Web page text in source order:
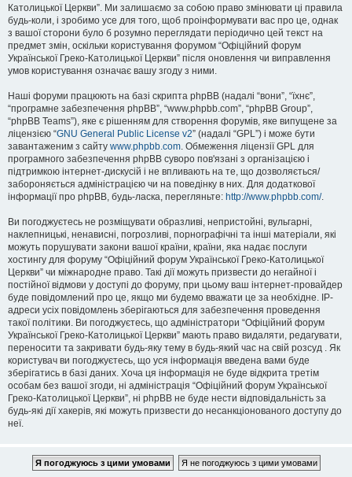
Католицької Церкви”. Ми залишаємо за собою право змінювати ці правила
будь-коли, і зробимо усе для того, щоб проінформувати вас про це, однак
з вашої сторони було б розумно переглядати періодично цей текст на
предмет змін, оскільки користування форумом “Офіційний форум
Української Греко-Католицької Церкви” після оновлення чи виправлення
умов користування означає вашу згоду з ними.
Наші форуми працюють на базі скрипта phpBB (надалі “вони”, “їхнє”,
“програмне забезпечення phpBB”, “www.phpbb.com”, “phpBB Group”,
“phpBB Teams”), яке є рішенням для створення форумів, яке випущене за
ліцензією “GNU General Public License v2” (надалі “GPL”) і може бути
завантаженим з сайту www.phpbb.com. Обмеження ліцензії GPL для
програмного забезпечення phpBB суворо пов'язані з організацією і
підтримкою інтернет-дискусій і не впливають на те, що дозволяється/
забороняється адміністрацією чи на поведінку в них. Для додаткової
інформації про phpBB, будь-ласка, перегляньте: http://www.phpbb.com/.
Ви погоджуєтесь не розміщувати образливі, непристойні, вульгарні,
наклепницькі, ненависні, погрозливі, порнографічні та інші матеріали, які
можуть порушувати закони вашої країни, країни, яка надає послуги
хостингу для форуму “Офіційний форум Української Греко-Католицької
Церкви” чи міжнародне право. Такі дії можуть призвести до негайної і
постійної відмови у доступі до форуму, при цьому ваш інтернет-провайдер
буде повідомлений про це, якщо ми будемо вважати це за необхідне. IP-
адреси усіх повідомлень зберігаються для забезпечення проведення
такої політики. Ви погоджуєтесь, що адміністратори “Офіційний форум
Української Греко-Католицької Церкви” мають право видаляти, редагувати,
переносити та закривати будь-яку тему в будь-який час на свій розсуд . Як
користувач ви погоджуєтесь, що уся інформація введена вами буде
зберігатись в базі даних. Хоча ця інформація не буде відкрита третім
особам без вашої згоди, ні адміністрація “Офіційний форум Української
Греко-Католицької Церкви”, ні phpBB не буде нести відповідальність за
будь-які дії хакерів, які можуть призвести до несанкціонованого доступу до
неї.